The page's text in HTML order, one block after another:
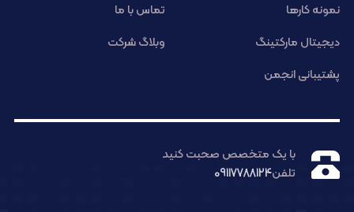
نمونه کارها
تماس با ما
دیجیتال مارکتینگ
وبلاگ شرکت
پشتیبانی انجمن
با یک متخصص صحبت کنید
تلفن09117788124